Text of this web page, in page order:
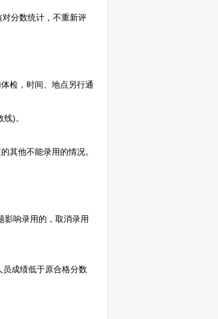
分数统计，不重新评
检，时间、地点另行通
)。
其他不能录用的情况。
影响录用的，取消录用
成绩低于原合格分数